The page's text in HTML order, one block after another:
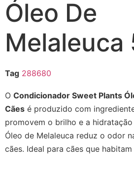
Óleo De
Melaleuca
Tag 288680
O Condicionador Sweet Plants
Cães é produzido com
promovem o brilho e a
Óleo de Melaleuca reduz o odor
cães. Ideal para cães que